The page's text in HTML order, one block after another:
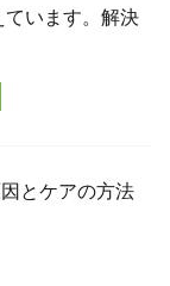
います。解決
とケアの方法